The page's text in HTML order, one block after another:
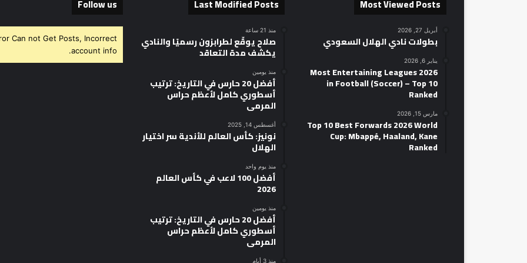
Most Viewed Posts
أبريل 27, 2026
بطولات نادي الهلال السعودي
يناير 6, 2026
2026 Most Entertaining Leagues
in Football (Soccer) – Top 10
Ranked
مارس 15, 2026
Top 10 Best Forwards 2026 World
Cup: Mbappé, Haaland, Kane
Ranked
Last Modified Posts
منذ 21 ساعة
صلاح يوقّع لطرابزون رسميًا والنادي
يكشف مدة التعاقد
منذ يومين
أفضل 20 حارس في التاريخ: ترتيب
أسطوري كامل لأعظم حراس
المرمى
أغسطس 14, 2025
نونيز: كأس العالم للأندية سر اختيار
الهلال
منذ يوم واحد
أفضل 100 لاعب في كأس العالم
2026
منذ يومين
أفضل 20 حارس في التاريخ: ترتيب
أسطوري كامل لأعظم حراس
المرمى
منذ 3 أيام
Follow us
Can not Get Posts, Incorrect
account info.